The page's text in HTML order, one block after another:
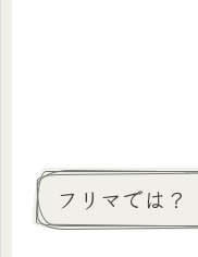
フリマでは？